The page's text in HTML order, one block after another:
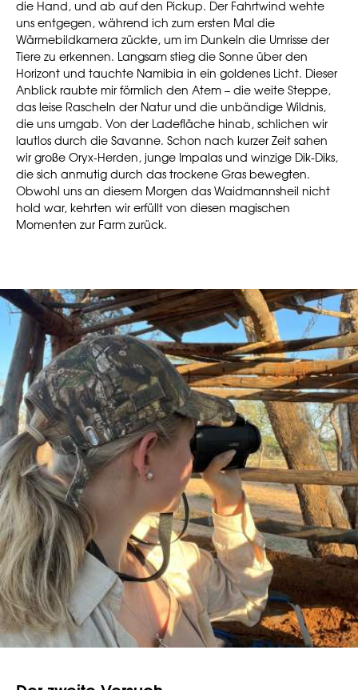
die Hand, und ab auf den Pickup. Der Fahrtwind wehte
uns entgegen, während ich zum ersten Mal die
Wärmebildkamera zückte, um im Dunkeln die Umrisse der
Tiere zu erkennen. Langsam stieg die Sonne über den
Horizont und tauchte Namibia in ein goldenes Licht. Dieser
Anblick raubte mir förmlich den Atem – die weite Steppe,
das leise Rascheln der Natur und die unbändige Wildnis,
die uns umgab. Von der Ladefläche hinab, schlichen wir
lautlos durch die Savanne. Schon nach kurzer Zeit sahen
wir große Oryx-Herden, junge Impalas und winzige Dik-Diks,
die sich anmutig durch das trockene Gras bewegten.
Obwohl uns an diesem Morgen das Waidmannsheil nicht
hold war, kehrten wir erfüllt von diesen magischen
Momenten zur Farm zurück.